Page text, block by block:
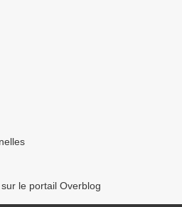
le portail Overblog